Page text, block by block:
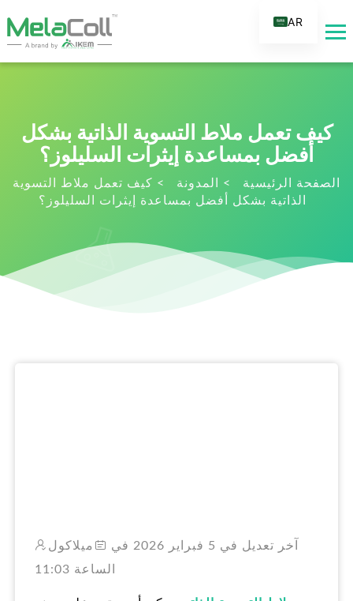
كيف تعمل ملاط التسوية الذاتية بشكل
أفضل بمساعدة إيثرات السليلوز؟
الصفحة الرئيسية > المدونة > كيف تعمل ملاط التسوية
الذاتية بشكل أفضل بمساعدة إيثرات السليلوز؟
ميلاكول
الساعة 11:03
AR
FR
RU
IT
TR
NL